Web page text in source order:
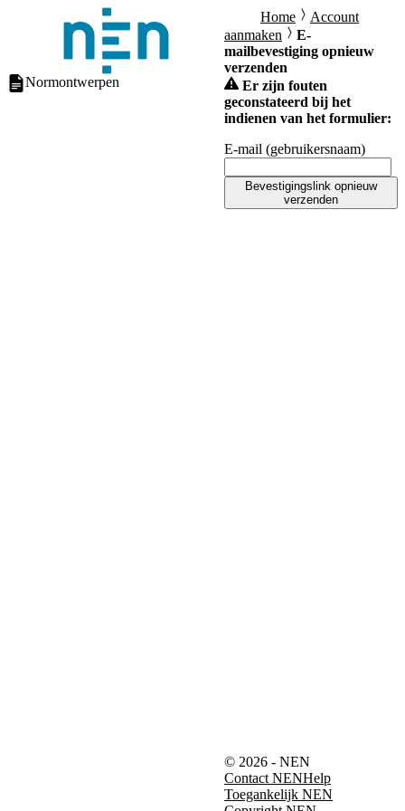
Normontwerpen
Home
Account
aanmaken
E-
mailbevestiging opnieuw
verzenden
Er zijn fouten
geconstateerd bij het
indienen van het formulier:
E-mail (gebruikersnaam)
Bevestigingslink opnieuw
verzenden
© 2026 - NEN
Contact NENHelp
Toegankelijk NEN